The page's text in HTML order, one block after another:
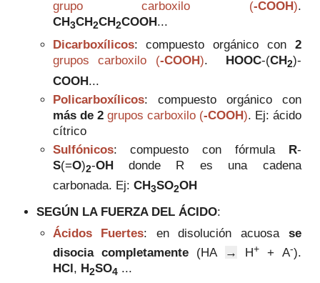
grupo carboxilo (-COOH).
CH3CH2CH2COOH...
Dicarboxílicos: compuesto orgánico con 2
grupos carboxilo (-COOH). HOOC-(CH2)-
COOH...
Policarboxílicos: compuesto orgánico con
más de 2 grupos carboxilo (-COOH). Ej: ácido
cítrico
Sulfónicos: compuesto con fórmula R-
S(=O)2-OH donde R es una cadena
carbonada. Ej: CH3SO2OH
SEGÚN LA FUERZA DEL ÁCIDO:
Ácidos Fuertes: en disolución acuosa se
disocia completamente(HA → H++ A-).
HCl
H2SO4